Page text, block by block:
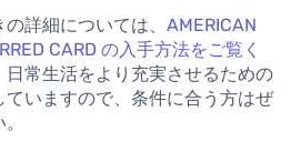
詳細については、 AMERICAN
CARD の入手方法をご覧く
日常生活をより充実させるための
いますので、条件に合う方はぜ